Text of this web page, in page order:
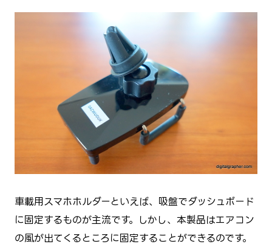
車載用スマホホルダーといえば、吸盤でダッシュボード
に固定するものが主流です。しかし、本製品はエアコン
の風が出てくるところに固定することができるのです。